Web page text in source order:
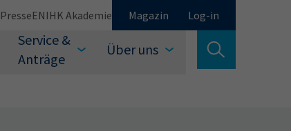
Service &
Anträge
Über uns
PresseEN IHK Akademie Magazin Log-in
Suche verlassen